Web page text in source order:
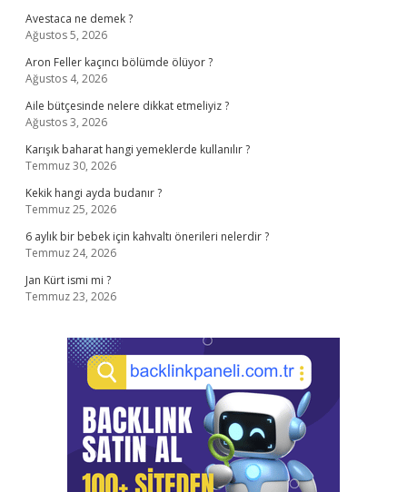
Avestaca ne demek ?
Ağustos 5, 2026
Aron Feller kaçıncı bölümde ölüyor ?
Ağustos 4, 2026
Aile bütçesinde nelere dikkat etmeliyiz ?
Ağustos 3, 2026
Karışık baharat hangi yemeklerde kullanılır ?
Temmuz 30, 2026
Kekik hangi ayda budanır ?
Temmuz 25, 2026
6 aylık bir bebek için kahvaltı önerileri nelerdir ?
Temmuz 24, 2026
Jan Kürt ismi mi ?
Temmuz 23, 2026